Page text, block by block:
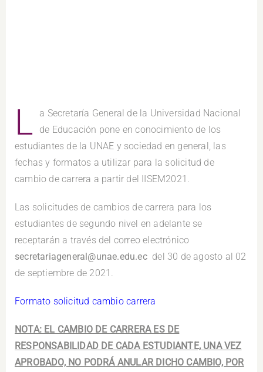
L
a Secretaría General de la Universidad Nacional
de Educación pone en conocimiento de los
estudiantes de la UNAE y sociedad en general, las
fechas y formatos a utilizar para la solicitud de
cambio de carrera a partir del IISEM2021.
Las solicitudes de cambios de carrera para los
estudiantes de segundo nivel en adelante se
receptarán a través del correo electrónico
secretariageneral@unae.edu.ecdel 30 de agosto al 02
de septiembre de 2021.
Formato solicitud cambio carrera
NOTA: EL CAMBIO DE CARRERA ES DE
RESPONSABILIDAD DE CADA ESTUDIANTE, UNA VEZ
APROBADO, NO PODRÁ ANULAR DICHO CAMBIO, POR